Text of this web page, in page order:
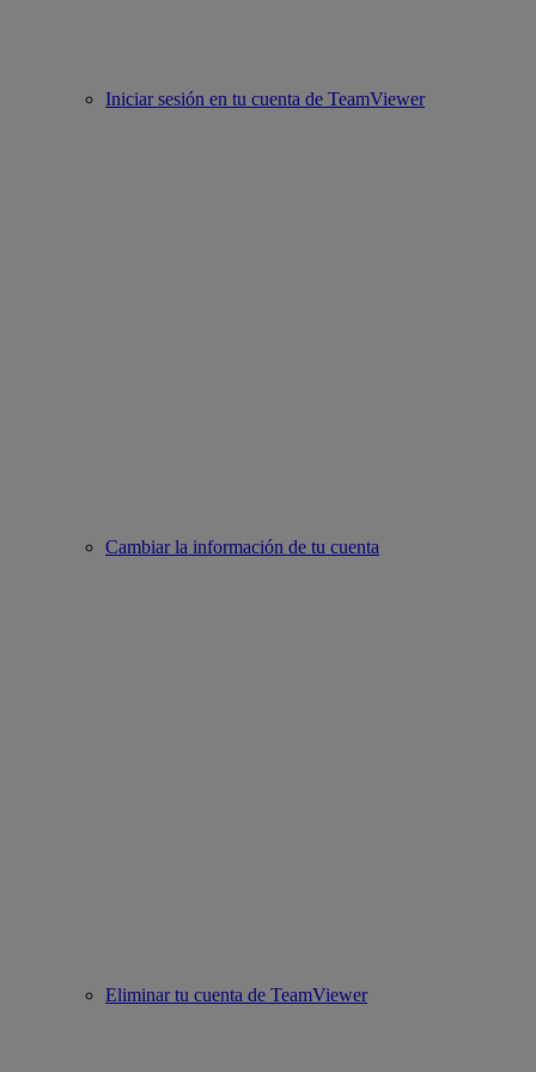
Iniciar sesión en tu cuenta de TeamViewer
Cambiar la información de tu cuenta
Eliminar tu cuenta de TeamViewer